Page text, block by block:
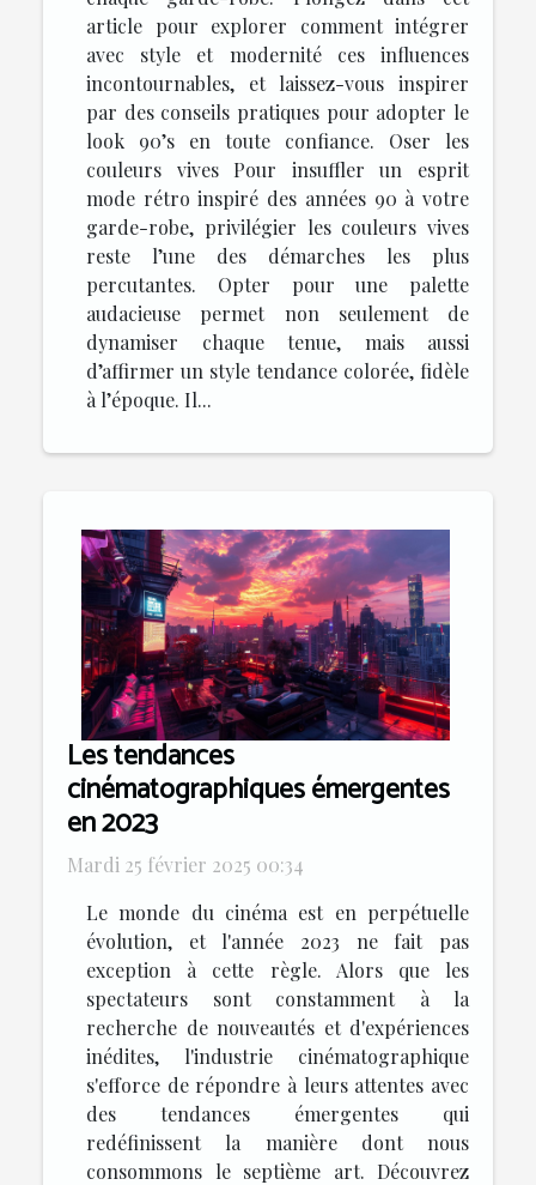
article pour explorer comment intégrer
avec style et modernité ces influences
incontournables, et laissez-vous inspirer
par des conseils pratiques pour adopter le
look 90’s en toute confiance. Oser les
couleurs vives Pour insuffler un esprit
mode rétro inspiré des années 90 à votre
garde-robe, privilégier les couleurs vives
reste l’une des démarches les plus
percutantes. Opter pour une palette
audacieuse permet non seulement de
dynamiser chaque tenue, mais aussi
d’affirmer un style tendance colorée, fidèle
à l’époque. Il...
Les tendances
cinématographiques émergentes
en 2023
Mardi 25 février 2025 00:34
Le monde du cinéma est en perpétuelle
évolution, et l'année 2023 ne fait pas
exception à cette règle. Alors que les
spectateurs sont constamment à la
recherche de nouveautés et d'expériences
inédites, l'industrie cinématographique
s'efforce de répondre à leurs attentes avec
des tendances émergentes qui
redéfinissent la manière dont nous
consommons le septième art. Découvrez